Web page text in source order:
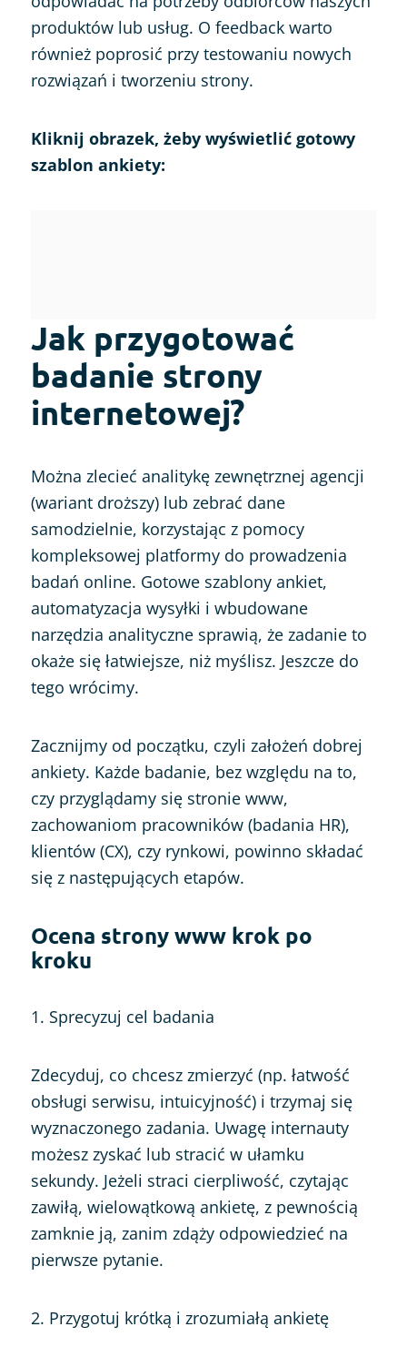
produktów lub usług. O feedback warto
również poprosić przy testowaniu nowych
rozwiązań i tworzeniu strony.
Kliknij obrazek, żeby wyświetlić gotowy
szablon ankiety:
Jak przygotować
badanie strony
internetowej?
Można zlecieć analitykę zewnętrznej agencji
(wariant droższy) lub zebrać dane
samodzielnie, korzystając z pomocy
kompleksowej platformy do prowadzenia
badań online. Gotowe szablony ankiet,
automatyzacja wysyłki i wbudowane
narzędzia analityczne sprawią, że zadanie to
okaże się łatwiejsze, niż myślisz. Jeszcze do
tego wrócimy.
Zacznijmy od początku, czyli założeń dobrej
ankiety. Każde badanie, bez względu na to,
czy przyglądamy się stronie www,
zachowaniom pracowników (badania HR),
klientów (CX), czy rynkowi, powinno składać
się z następujących etapów.
Ocena strony www krok po
kroku
1. Sprecyzuj cel badania
Zdecyduj, co chcesz zmierzyć (np. łatwość
obsługi serwisu, intuicyjność) i trzymaj się
wyznaczonego zadania. Uwagę internauty
możesz zyskać lub stracić w ułamku
sekundy. Jeżeli straci cierpliwość, czytając
zawiłą, wielowątkową ankietę, z pewnością
zamknie ją, zanim zdąży odpowiedzieć na
pierwsze pytanie.
2. Przygotuj krótką i zrozumiałą ankietę